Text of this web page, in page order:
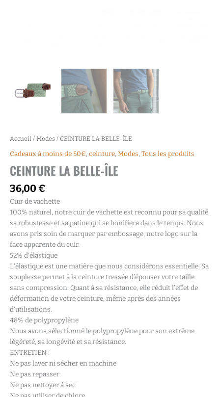
Accueil / Modes / CEINTURE LA BELLE-ÎLE
Cadeaux à moins de 50€,ceinture,Modes,Tous les produits
CEINTURE LA BELLE-ÎLE
36,00 €
Cuir de vachette
100% naturel, notre cuir de vachette est reconnu pour sa qualité,
sa robustesse et sa patine qui se bonifiera dans le temps. Nous
avons pris soin de marquer par embossage, notre logo sur la
face apparente du cuir.
52% d’élastique
L’élastique est une matière que nous considérons essentielle. Sa
souplesse permet à la ceinture tressée d’épouser votre taille
sans compression. Quant à sa résistance, elle réduit l’effet de
déformation de votre ceinture, même après des années
d’utilisations.
48% de polypropylène
Nous avons sélectionné le polypropylène pour son extrême
légèreté, sa longévité et sa résistance.
ENTRETIEN :
Ne pas laver ni sécher en machine
Ne pas repasser
Ne pas nettoyer à sec